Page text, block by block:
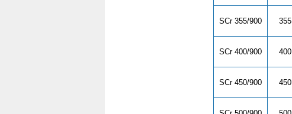
SCr 355/900 355
SCr 400/900 400
SCr 450/900 450